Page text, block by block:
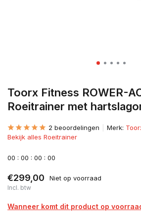
Toorx Fitness ROWER-
Roeitrainer met
2 beoordelingen Merk:
Bekijk alles Roeitrainer
00 : 00 : 00 : 00
€299,00 Niet op voorraad
Incl. btw
Wanneer komt dit product op